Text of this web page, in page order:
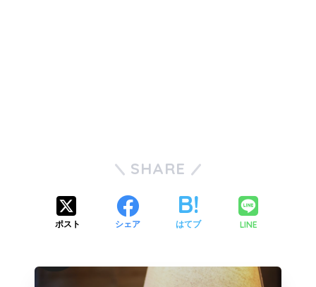
SHARE
ポスト シェア はてブ LINE